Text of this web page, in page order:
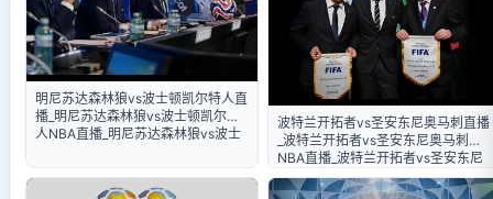
明尼苏达森林狼vs波士顿凯尔特人直
播_明尼苏达森林狼vs波士顿凯尔特
人NBA直播_明尼苏达森林狼vs波士
波特兰开拓者vs圣安东尼奥马刺直播
_波特兰开拓者vs圣安东尼奥马刺
NBA直播_波特兰开拓者vs圣安东尼
奥马刺免费在线直播